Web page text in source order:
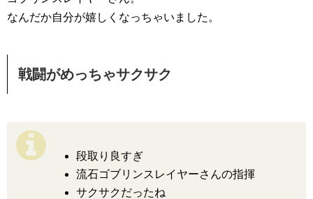
なんだか自分が嬉しくなっちゃいました。
戦闘がめっちゃサクサク
段取り良すぎ
流石ゴブリンスレイヤーさんの指揮
サクサクだったね